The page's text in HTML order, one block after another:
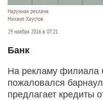
Наружная реклама.
Михаил Хаустов
29 ноября 2016 в 07:21
Банк
На рекламу филиала
пожаловался
предлагает кредиты